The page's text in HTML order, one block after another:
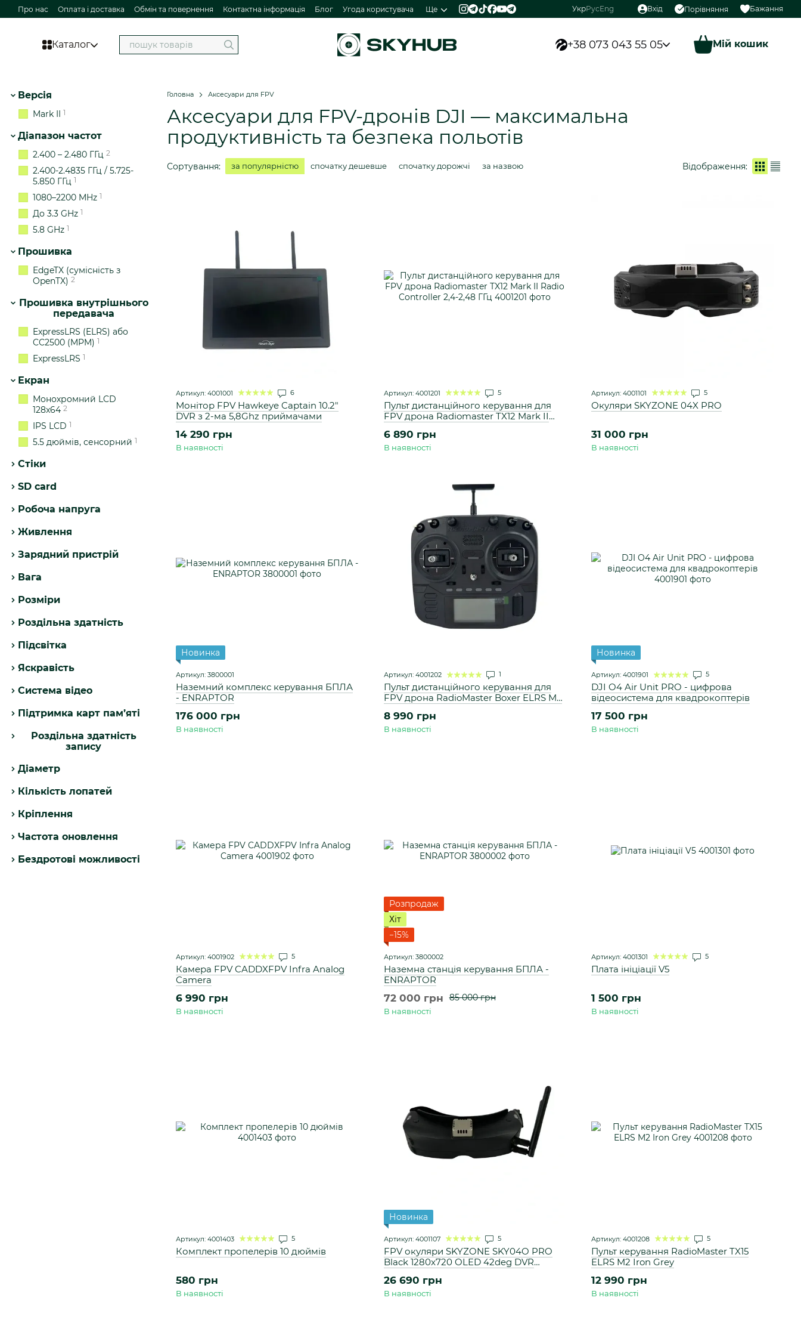
Перейти до основного контенту
Про нас Оплата і доставка Обмін та повернення Контактна інформація Блог Угода користувача Ще УкрРусEng Вхід Порівняння Бажання
Каталог +38 073 043 55 05 Мій кошик
Головна Аксесуари для FPV
Аксесуари для FPV-дронів DJI — максимальна
продуктивність та безпека польотів
Сортування: за популярністю спочатку дешевше спочатку дорожчі за назвою Відображення:
Артикул: 4001001 6
Монітор FPV Hawkeye Captain 10.2"
DVR з 2-ма 5,8Ghz приймачами
14 290 грн
В наявності
Артикул: 4001201 5
Пульт дистанційного керування для
FPV дрона Radiomaster TX12 Mark II
6 890 грн
В наявності
Артикул: 4001101 5
Окуляри SKYZONE 04X PRO
31 000 грн
В наявності
Новинка
Артикул: 3800001
Наземний комплекс керування БПЛА
- ENRAPTOR
176 000 грн
В наявності
Артикул: 4001202 1
Пульт дистанційного керування для
FPV дрона RadioMaster Boxer ELRS M2
8 990 грн
В наявності
Новинка
Артикул: 4001901 5
DJI O4 Air Unit PRO - цифрова
відеосистема для квадрокоптерів
17 500 грн
В наявності
Артикул: 4001902 5
Камера FPV CADDXFPV Infra Analog
Camera
6 990 грн
В наявності
Розпродаж
Хіт
−15%
Артикул: 3800002
Наземна станція керування БПЛА -
ENRAPTOR
85 000 грн
72 000 грн
В наявності
Артикул: 4001301 5
Плата ініціації V5
1 500 грн
В наявності
Артикул: 4001403 5
Комплект пропелерів 10 дюймів
580 грн
В наявності
Новинка
Артикул: 4001107 5
FPV окуляри SKYZONE SKY04O PRO
Black 1280x720 OLED 42deg DVR
26 690 грн
В наявності
Артикул: 4001208 5
Пульт керування RadioMaster TX15
ELRS M2 Iron Grey
12 990 грн
В наявності
Версія
Mark II 1
Діапазон частот
2.400 – 2.480 ГГц 2
2.400-2.4835 ГГц / 5.725-
5.850 ГГц 1
1080–2200 MHz 1
До 3.3 GHz 1
5.8 GHz 1
Прошивка
EdgeTX (сумісність з
OpenTX) 2
Прошивка внутрішнього
передавача
ExpressLRS (ELRS) або
CC2500 (MPM) 1
ExpressLRS 1
Екран
Монохромний LCD
128x64 2
IPS LCD 1
5.5 дюймів, сенсорний 1
Стіки
SD card
Робоча напруга
Живлення
Зарядний пристрій
Вага
Розміри
Роздільна здатність
Підсвітка
Яскравість
Система відео
Підтримка карт пам’яті
Роздільна здатність
запису
Діаметр
Кількість лопатей
Кріплення
Частота оновлення
Бездротові можливості